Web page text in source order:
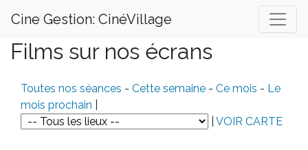
Cine Gestion: CinéVillage
Films sur nos écrans
Toutes nos séances - Cette semaine - Ce mois - Le
mois prochain
VOIR CARTE